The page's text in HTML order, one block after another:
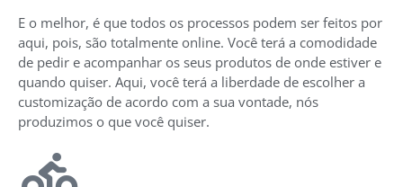
E o melhor, é que todos os processos podem ser feitos por
aqui, pois, são totalmente online. Você terá a comodidade
de pedir e acompanhar os seus produtos de onde estiver e
quando quiser. Aqui, você terá a liberdade de escolher a
customização de acordo com a sua vontade, nós
produzimos o que você quiser.